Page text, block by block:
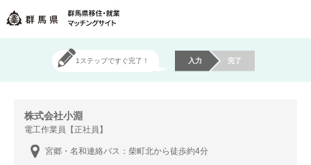
1ステップですぐ完了！ 入力 完了
株式会社小淵
電工作業員【正社員】
宮郷・名和連絡バス：柴町北から徒歩約4分